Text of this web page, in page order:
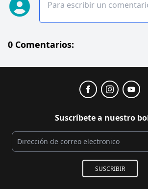
0 Comentarios:
Suscríbete a nuestro
SUSCRIBIR